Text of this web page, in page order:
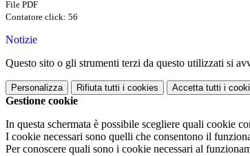
File PDF
Contatore click: 56
Notizie
Questo sito o gli strumenti terzi da questo utilizzati si
Personalizza Rifiuta tutti i cookies Accetta tutti i
Gestione cookie
In questa schermata è possibile scegliere quali cookie
I cookie necessari sono quelli che consentono il
Per conoscere quali sono i cookie necessari al